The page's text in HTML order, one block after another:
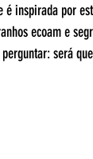
é inspirada por
ecoam e
será